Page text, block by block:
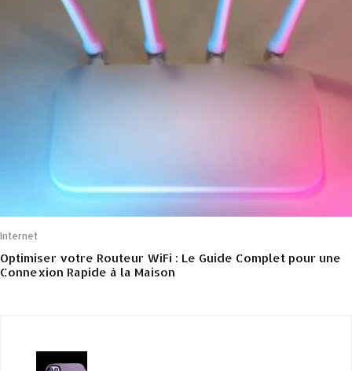
Internet
Optimiser votre Routeur WiFi : Le Guide Complet pour une
Connexion Rapide à la Maison